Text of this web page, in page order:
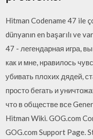
Hitman Codename 47 ile
dünyanın en başarılı ve
47 - легендарная игра,
как и мне, нравилось
убивать плохих дядей,
просто бегать и
что в обществе все
Hitman Wiki. GOG.com
GOG.com Support Page.